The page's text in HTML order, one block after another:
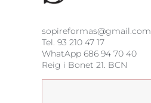
sopireformas@gmail.com
Tel. 93 210 47 17
WhatApp 686 94 70 40
Reig i Bonet 21. BCN